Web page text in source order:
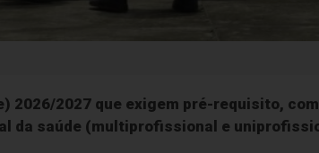
2026/2027 que exigem pré-requisito,
da saúde (multiprofissional e